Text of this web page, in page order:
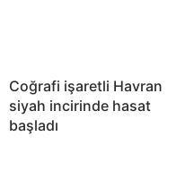
Coğrafi işaretli Havran
siyah incirinde hasat
başladı